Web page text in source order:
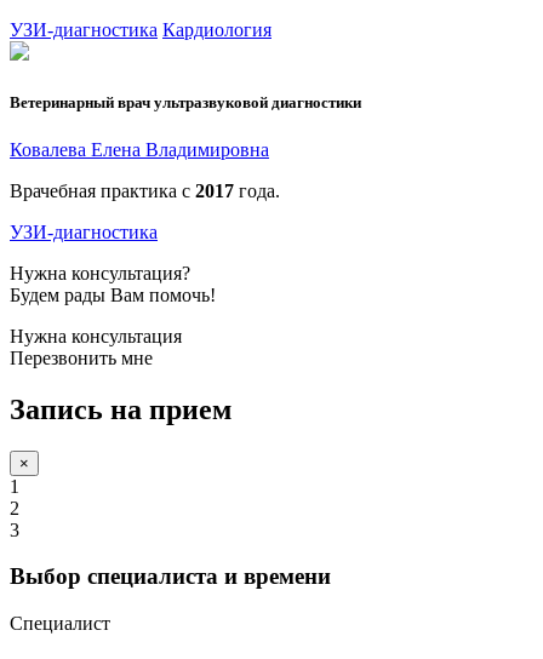
УЗИ-диагностика Кардиология
Ветеринарный врач ультразвуковой диагностики
Ковалева Елена Владимировна
Врачебная практика с 2017 года.
УЗИ-диагностика
Нужна консультация?
Будем рады Вам помочь!
Нужна консультация
Перезвонить мне
Запись на прием
×
1
2
3
Выбор специалиста и времени
Специалист